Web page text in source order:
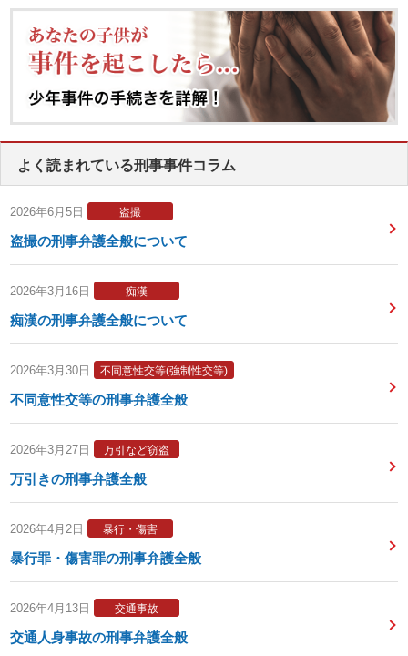
よく読まれている刑事事件コラム
2026年6月5日 盗撮
盗撮の刑事弁護全般について
2026年3月16日 痴漢
痴漢の刑事弁護全般について
2026年3月30日 不同意性交等(強制性交等)
不同意性交等の刑事弁護全般
2026年3月27日 万引など窃盗
万引きの刑事弁護全般
2026年4月2日 暴行・傷害
暴行罪・傷害罪の刑事弁護全般
2026年4月13日 交通事故
交通人身事故の刑事弁護全般